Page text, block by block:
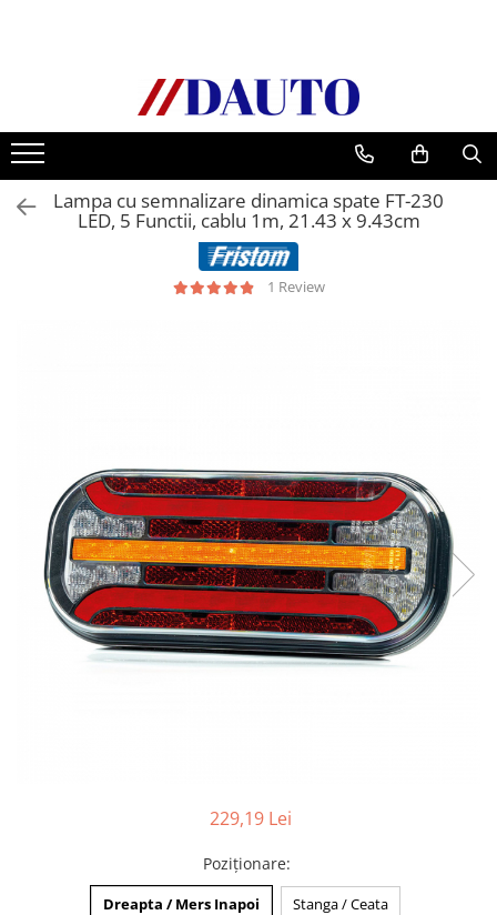
Bullbare, Suporti lumini camioane
Accesorii inox
DAF
CF Euro 6
TGS
TGX
Mercedes Actros
Mercedes Actros MP2
Lampa cu semnalizare dinamica spate FT-230
LED, 5 Functii, cablu 1m, 21.43 x 9.43cm
1 Review
229,19 Lei
Poziționare:
Dreapta / Mers Inapoi Stanga / Ceata